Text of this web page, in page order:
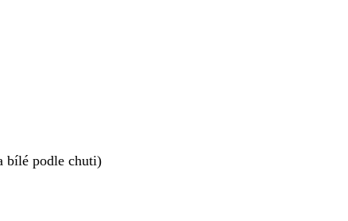
bílé podle chuti)